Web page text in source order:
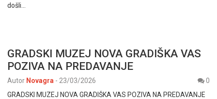
došli…
GRADSKI MUZEJ NOVA GRADIŠKA VAS
POZIVA NA PREDAVANJE
Autor Novagra - 23/03/2026
0
GRADSKI MUZEJ NOVA GRADIŠKA VAS POZIVA NA PREDAVANJE